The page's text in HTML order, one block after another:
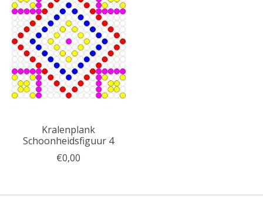
Kralenplank
Schoonheidsfiguur 4
€0,00